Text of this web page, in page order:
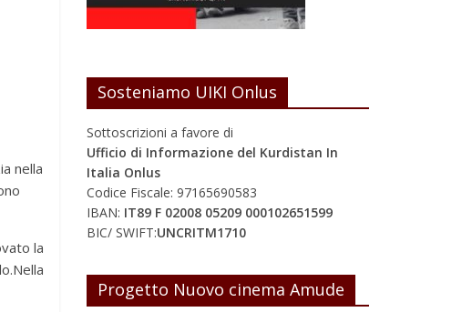
nella
la
Sosteniamo UIKI Onlus
Sottoscrizioni a favore di
Ufficio di Informazione del Kurdistan In
Italia Onlus
Codice Fiscale: 97165690583
IBAN: IT89 F 02008 05209 000102651599
BIC/ SWIFT:UNCRITM1710
Progetto Nuovo cinema Amude